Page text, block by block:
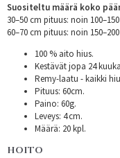
Suositeltu määrä koko
30–50 cm pituus: noin
60–70 cm pituus: noin
100 % aito hius.
Kestävät jopa 24
Remy-laatu - kaikki
Pituus: 60cm.
Paino: 60g.
Leveys: 4 cm.
Määrä: 20 kpl.
HOITO